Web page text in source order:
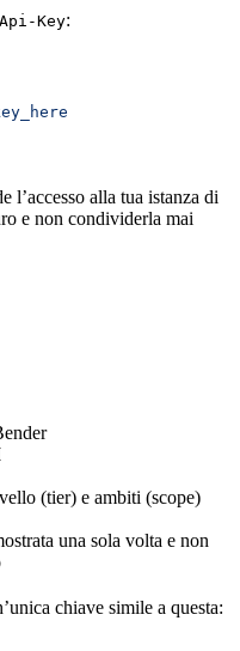
Key:
l’accesso alla tua istanza di
e non condividerla mai
(tier) e ambiti (scope)
una sola volta e non
chiave simile a questa: